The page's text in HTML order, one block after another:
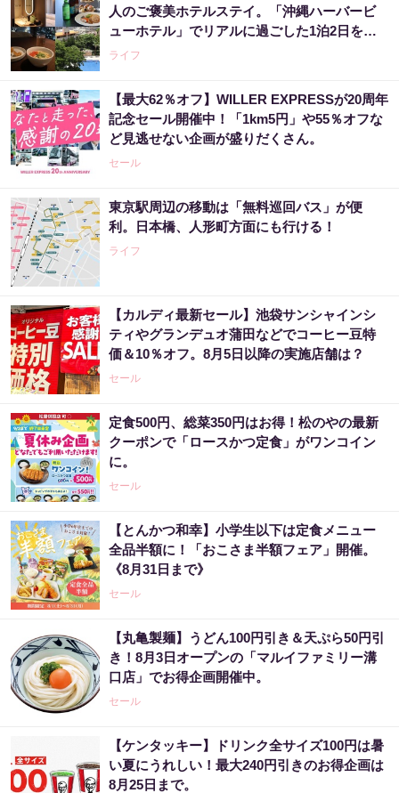
人のご褒美ホテルステイ。「沖縄ハーバービ
ューホテル」でリアルに過ごした1泊2日をレ
ビュー。
ライフ
【最大62％オフ】WILLER EXPRESSが20周年
記念セール開催中！「1km5円」や55％オフな
ど見逃せない企画が盛りだくさん。
セール
東京駅周辺の移動は「無料巡回バス」が便
利。日本橋、人形町方面にも行ける！
ライフ
【カルディ最新セール】池袋サンシャインシ
ティやグランデュオ蒲田などでコーヒー豆特
価＆10％オフ。8月5日以降の実施店舗は？
セール
定食500円、総菜350円はお得！松のやの最新
クーポンで「ロースかつ定食」がワンコイン
に。
セール
【とんかつ和幸】小学生以下は定食メニュー
全品半額に！「おこさま半額フェア」開催。
《8月31日まで》
セール
【丸亀製麺】うどん100円引き＆天ぷら50円引
き！8月3日オープンの「マルイファミリー溝
口店」でお得企画開催中。
セール
【ケンタッキー】ドリンク全サイズ100円は暑
い夏にうれしい！最大240円引きのお得企画は
8月25日まで。